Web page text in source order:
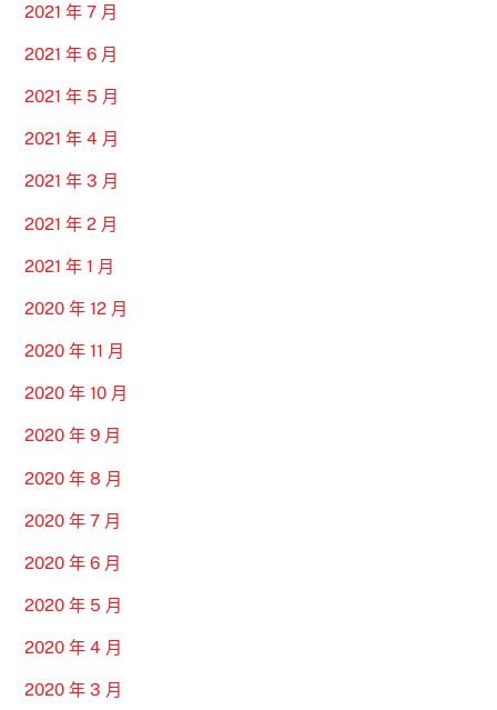
2021 年 7 月
2021 年 6 月
2021 年 5 月
2021 年 4 月
2021 年 3 月
2021 年 2 月
2021 年 1 月
2020 年 12 月
2020 年 11 月
2020 年 10 月
2020 年 9 月
2020 年 8 月
2020 年 7 月
2020 年 6 月
2020 年 5 月
2020 年 4 月
2020 年 3 月